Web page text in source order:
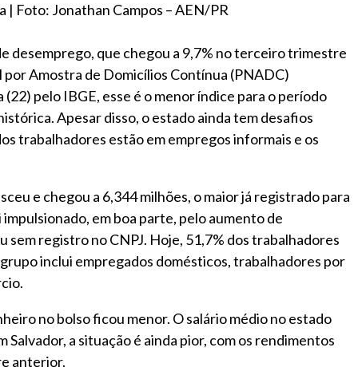
| Foto: Jonathan Campos – AEN/PR
desemprego, que chegou a 9,7% no terceiro trimestre
por Amostra de Domicílios Contínua (PNADC)
pelo IBGE, esse é o menor índice para o período
Apesar disso, o estado ainda tem desafios
trabalhadores estão em empregos informais e os
e chegou a 6,344 milhões, o maior já registrado para
em boa parte, pelo aumento de
sem registro no CNPJ. Hoje, 51,7% dos trabalhadores
inclui empregados domésticos, trabalhadores por
no bolso ficou menor. O salário médio no estado
Salvador, a situação é ainda pior, com os rendimentos
anterior.